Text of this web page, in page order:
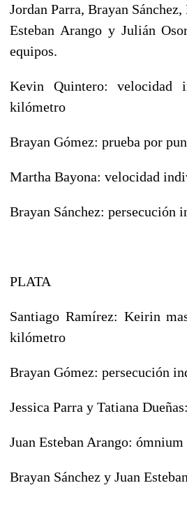
Jordan Parra, Brayan
Esteban Arango y Julián
equipos.
Kevin Quintero: velocidad
kilómetro
Brayan Gómez: prueba por
Martha Bayona: velocidad
Brayan Sánchez: persecución
PLATA
Santiago Ramírez: Keirin
kilómetro
Brayan Gómez: persecución
Jessica Parra y Tatiana
Juan Esteban Arango: ómnium
Brayan Sánchez y Juan